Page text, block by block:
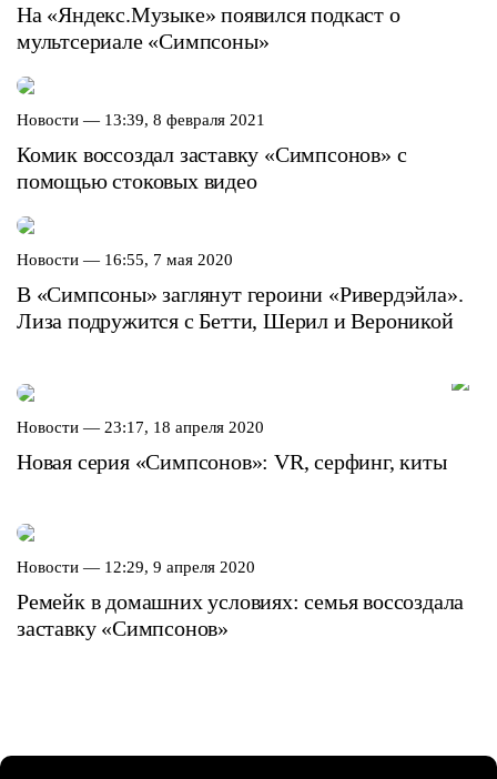
На «Яндекс.Музыке» появился подкаст о
мультсериале «Симпсоны»
Новости — 13:39, 8 февраля 2021
Комик воссоздал заставку «Симпсонов» с
помощью стоковых видео
Новости — 16:55, 7 мая 2020
В «Симпсоны» заглянут героини «Ривердэйла».
Лиза подружится с Бетти, Шерил и Вероникой
Новости — 23:17, 18 апреля 2020
Новая серия «Симпсонов»: VR, серфинг, киты
Новости — 12:29, 9 апреля 2020
Ремейк в домашних условиях: семья воссоздала
заставку «Симпсонов»